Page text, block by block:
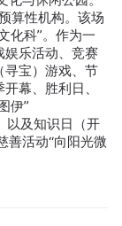
算性机构。该场
化科”。作为一
娱乐活动、竞赛
寻宝）游戏、节
幕、胜利日、
伊”
以及知识日（开
善活动“向阳光微